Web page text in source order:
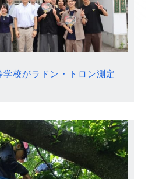
校がラドン・トロン測定